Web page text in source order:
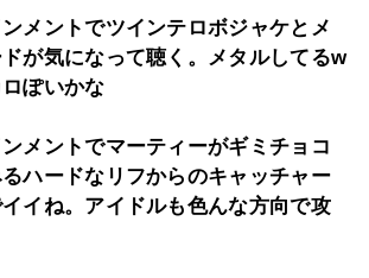
メントでツインテロボジャケとメ
が気になって聴く。メタルしてるw
ぽいかな
メントでマーティーがギミチョコ
ハードなリフからのキャッチャー
イね。アイドルも色んな方向で攻